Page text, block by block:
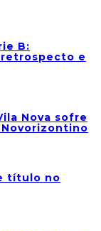
B:
e
Nova sofre
título no